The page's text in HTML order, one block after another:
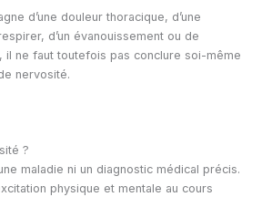
d’une douleur thoracique, d’une
d’un évanouissement ou de
il ne faut toutefois pas conclure soi-même
nervosité.
?
maladie ni un diagnostic médical précis.
physique et mentale au cours